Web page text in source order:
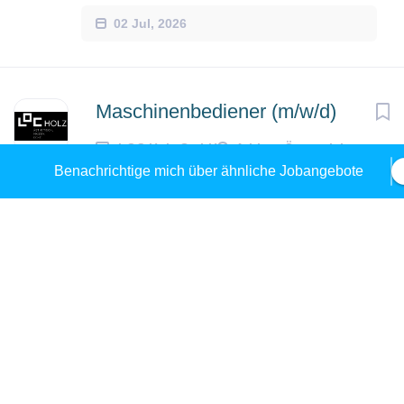
02 Jul, 2026
Maschinenbediener (m/w/d)
LOC Holz GmbH Arbing, Österreich
Benachrichtige mich über ähnliche Jobangebote